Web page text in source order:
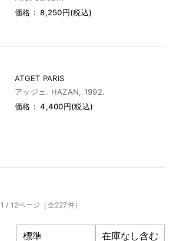
価格： 8,250円(税込)
ATGET PARIS
アッジェ. HAZAN, 1992.
価格： 4,400円(税込)
1 / 12ページ （全227件）